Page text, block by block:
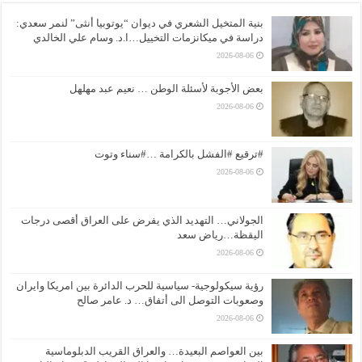
بنية المتخيل الشعري في ديوان “يوتوبيا أنثى” لنمر سعدي:
دراسة في ميكانزمات التخييل…ا.د. وسام علي الخالدي
2026-08-06
بعض الأجوبة لأسئلة الوطن … نعيم عبد مهلهل
2026-08-06
#ترقيع #الفشل بالكرامة …#سناء وتوت
2026-08-06
الجولاني… التهديد الذي يفرض على العراق أقصى درجات
اليقظة…رياض سعد
2026-08-06
رؤية سيكولوجية- سياسية للحرب الدائرة بين امريكا وايران
وصعوبات التوصل الى أتفاق… د. عامر صالح
2026-08-06
بين العواصم البعيدة… والعراق القريب الدبلوماسية